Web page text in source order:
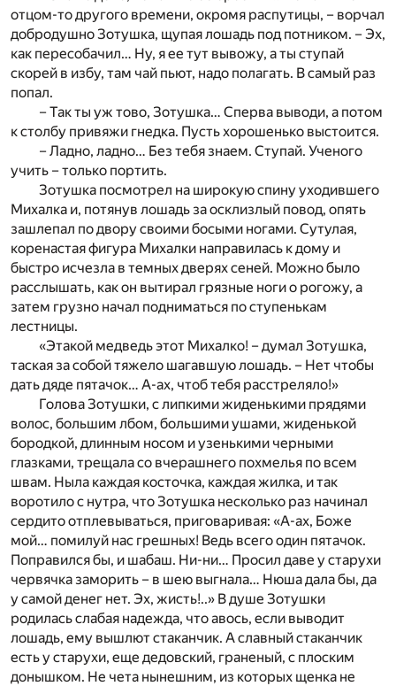
отцом-то другого времени, окромя распутицы, – ворчал
добродушно Зотушка, щупая лошадь под потником. – Эх,
как пересобачил… Ну, я ее тут вывожу, а ты ступай
скорей в избу, там чай пьют, надо полагать. В самый раз
попал.
– Так ты уж тово, Зотушка… Сперва выводи, а потом
к столбу привяжи гнедка. Пусть хорошенько выстоится.
– Ладно, ладно… Без тебя знаем. Ступай. Ученого
учить – только портить.
Зотушка посмотрел на широкую спину уходившего
Михалка и, потянув лошадь за осклизлый повод, опять
зашлепал по двору своими босыми ногами. Сутулая,
коренастая фигура Михалки направилась к дому и
быстро исчезла в темных дверях сеней. Можно было
расслышать, как он вытирал грязные ноги о рогожу, а
затем грузно начал подниматься по ступенькам
лестницы.
«Этакой медведь этот Михалко! – думал Зотушка,
таская за собой тяжело шагавшую лошадь. – Нет чтобы
дать дяде пятачок… А-ах, чтоб тебя расстреляло!»
Голова Зотушки, с липкими жиденькими прядями
волос, большим лбом, большими ушами, жиденькой
бородкой, длинным носом и узенькими черными
глазками, трещала со вчерашнего похмелья по всем
швам. Ныла каждая косточка, каждая жилка, и так
воротило с нутра, что Зотушка несколько раз начинал
сердито отплевываться, приговаривая: «А-ах, Боже
мой… помилуй нас грешных! Ведь всего один пятачок.
Поправился бы, и шабаш. Ни-ни… Просил даве у старухи
червячка заморить – в шею выгнала… Нюша дала бы, да
у самой денег нет. Эх, жисть!..» В душе Зотушки
родилась слабая надежда, что авось, если выводит
лошадь, ему вышлют стаканчик. А славный стаканчик
есть у старухи, еще дедовский, граненый, с плоским
донышком. Не чета нынешним, из которых щенка не